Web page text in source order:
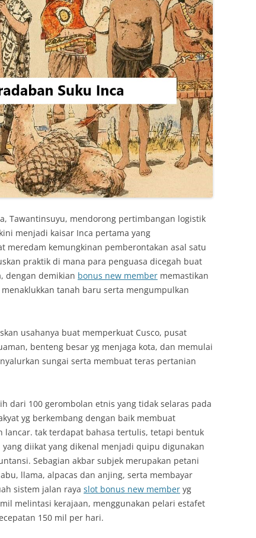
Tawantinsuyu, mendorong pertimbangan logistik
menjadi kaisar Inca pertama yang
meredam kemungkinan pemberontakan asal satu
praktik di mana para penguasa dicegah buat
dengan demikian bonus new member memastikan
tanah baru serta mengumpulkan
usahanya buat memperkuat Cusco, pusat
benteng besar yg menjaga kota, dan memulai
sungai serta membuat teras pertanian
dari 100 gerombolan etnis yang tidak selaras pada
yg berkembang dengan baik membuat
lancar. tak terdapat bahasa tertulis, tetapi bentuk
diikat yang dikenal menjadi quipu digunakan
Sebagian akbar subjek merupakan petani
llama, alpacas dan anjing, serta membayar
sistem jalan raya slot bonus new member yg
melintasi kerajaan, menggunakan pelari estafet
150 mil per hari.